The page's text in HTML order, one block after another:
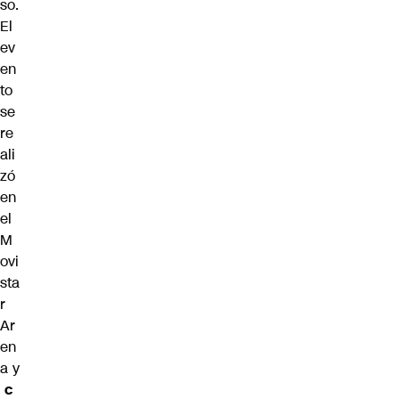
so.
El
ev
en
to
se
re
ali
zó
en
el
M
ovi
sta
r
Ar
en
a y
c